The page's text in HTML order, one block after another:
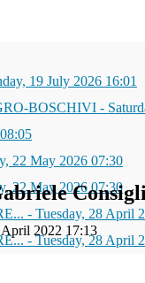
19 July 2026 16:01
BOSCHIVI -
22 May 2026 07:30
22 May 2026 07:30
- Tuesday, 28 April
-Tuesday, 28 April
2022 17:13